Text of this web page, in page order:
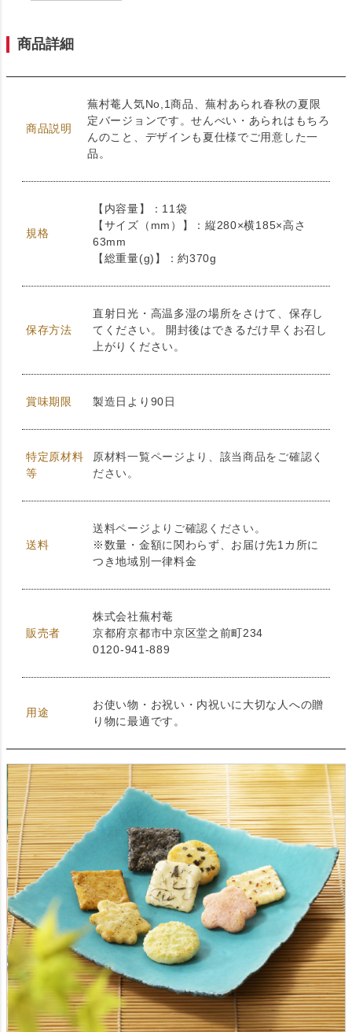
商品詳細
商品説明
蕪村菴人気No,1商品、蕪村あられ春秋の夏限
定バージョンです。せんべい・あられはもちろ
んのこと、デザインも夏仕様でご用意した一
品。
規格
【内容量】：11袋
【サイズ（mm）】：縦280×横185×高さ
63mm
【総重量(g)】：約370g
保存方法
直射日光・高温多湿の場所をさけて、保存し
てください。 開封後はできるだけ早くお召し
上がりください。
賞味期限 製造日より90日
特定原材料
等
原材料一覧ページより、該当商品をご確認く
ださい。
送料
送料ページよりご確認ください。
※数量・金額に関わらず、お届け先1カ所に
つき地域別一律料金
販売者
株式会社蕪村菴
京都府京都市中京区堂之前町234
0120-941-889
用途
お使い物・お祝い・内祝いに大切な人への贈
り物に最適です。